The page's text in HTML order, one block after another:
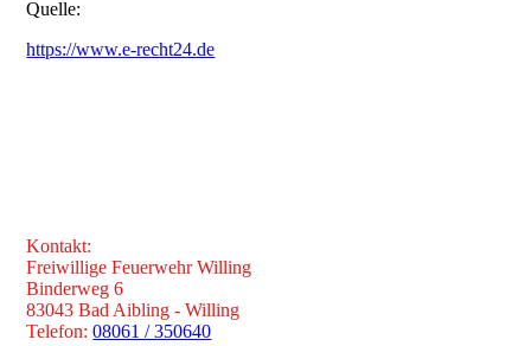
Quelle:
https://www.e-recht24.de
Kontakt:
Freiwillige Feuerwehr Willing
Binderweg 6
83043 Bad Aibling - Willing
Telefon:08061 / 350640